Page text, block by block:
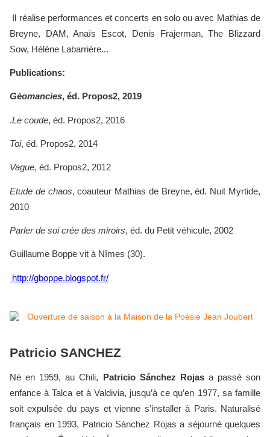
Il réalise performances et concerts en solo ou avec Mathias de
Breyne, DAM, Anaïs Escot, Denis Frajerman, The Blizzard
Sow, Hélène Labarrière...
Publications:
Géomancies, éd. Propos2, 2019
.Le coude, éd. Propos2, 2016
Toi, éd. Propos2, 2014
Vague, éd. Propos2, 2012
Etude de chaos, coauteur Mathias de Breyne, éd. Nuit Myrtide,
2010
Parler de soi crée des miroirs, éd. du Petit véhicule, 2002
Guillaume Boppe vit à Nîmes (30).
http://gboppe.blogspot.fr/
Patricio SANCHEZ
Né en 1959, au Chili, Patricio Sánchez Rojasa passé son
enfance à Talca et à Valdivia, jusqu’à ce qu’en 1977, sa famille
soit expulsée du pays et vienne s’installer à Paris. Naturalisé
français en 1993, Patricio Sánchez Rojas a séjourné quelques